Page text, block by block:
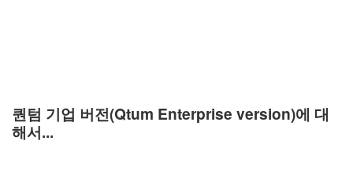
퀀텀 기업 버전(Qtum Enterprise version)에 대
해서...